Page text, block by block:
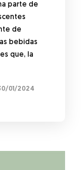
parte de
de
bebidas
que, la
01/2024